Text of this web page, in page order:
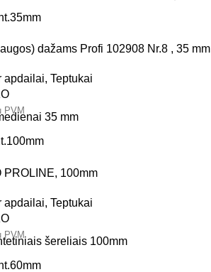
35mm
dažams Profi 102908 Nr.8 , 35 mm
apdailai, Teptukai
PVM
35 mm
100mm
PROLINE, 100mm
apdailai, Teptukai
PVM
šereliais 100mm
60mm